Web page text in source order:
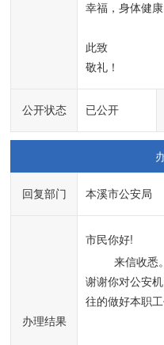
幸福，身体健康
此致
敬礼！
公开状态 已公开
回复部门 本溪市公安局
办理结果
市民你好!
来信收悉。
谢谢你对公安
往的做好本职工